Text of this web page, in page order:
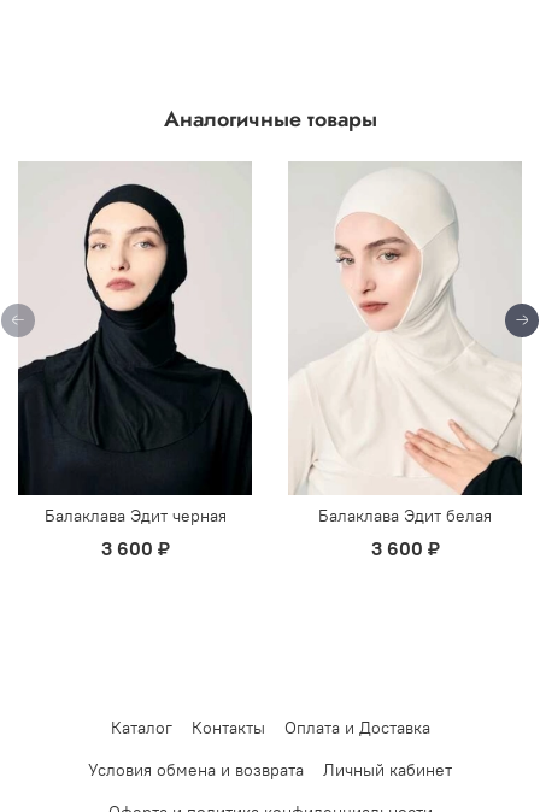
Аналогичные товары
Балаклава Эдит черная
3 600 ₽
Балаклава Эдит белая
3 600 ₽
Каталог Контакты
Оплата и Доставка
Условия обмена и возврата
Личный кабинет